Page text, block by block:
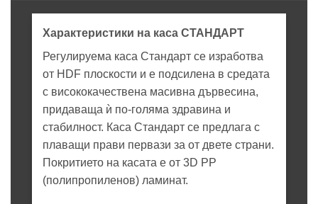
Характеристики на каса СТАНДАРТ
Регулируема каса Стандарт се изработва
от HDF плоскости и е подсилена в средата
с висококачествена масивна дървесина,
придаваща ѝ по-голяма здравина и
стабилност. Каса Стандарт се предлага с
плаващи прави первази за от двете страни.
Покритието на касата е от 3D PP
(полипропиленов) ламинат.